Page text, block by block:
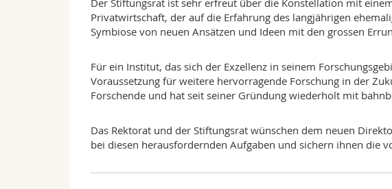
Der Stiftungsrat ist sehr erfreut über die Konstellation mit
Privatwirtschaft, der auf die Erfahrung des langjährigen
Symbiose von neuen Ansätzen und Ideen mit den grossen
Für ein Institut, das sich der Exzellenz in seinem
Voraussetzung für weitere hervorragende Forschung in der
Forschende und hat seit seiner Gründung wiederholt mit
Das Rektorat und der Stiftungsrat wünschen dem neuen
bei diesen herausfordernden Aufgaben und sichern ihnen die